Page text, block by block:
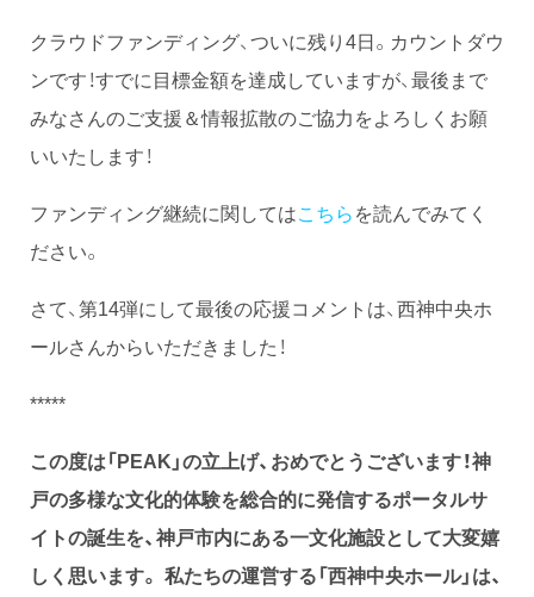
クラウドファンディング、ついに残り4日。カウントダウ
ンです！すでに目標金額を達成していますが、最後まで
みなさんのご支援＆情報拡散のご協力をよろしくお願
いいたします！
ファンディング継続に関してはこちらを読んでみてく
ださい。
さて、第14弾にして最後の応援コメントは、西神中央ホ
ールさんからいただきました！
*****
この度は「PEAK」の立上げ、おめでとうございます！神
戸の多様な文化的体験を総合的に発信するポータルサ
イトの誕生を、神戸市内にある一文化施設として大変嬉
しく思います。 私たちの運営する「西神中央ホール」は、